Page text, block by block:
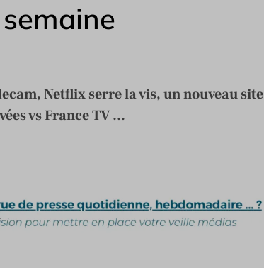
Netflix serre la vis, un nouveau site
vs France TV ...